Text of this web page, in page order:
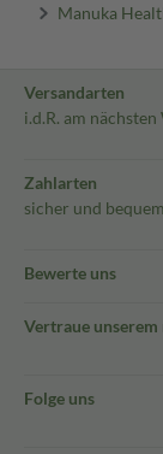
Manuka
Versandarten
i.d.R. am
Zahlarten
sicher und bequem
Bewerte uns
Vertraue unserem
Folge uns